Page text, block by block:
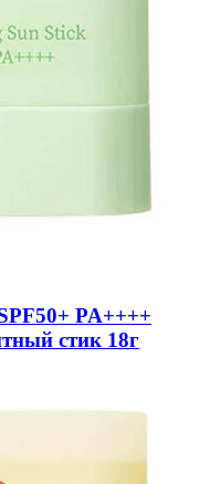
PA++++
стик 18г